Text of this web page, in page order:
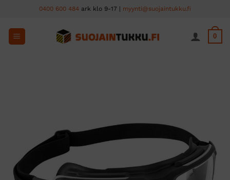
content
0400 600 484 ark klo 9-17 | myynti@suojaintukku.fi
0